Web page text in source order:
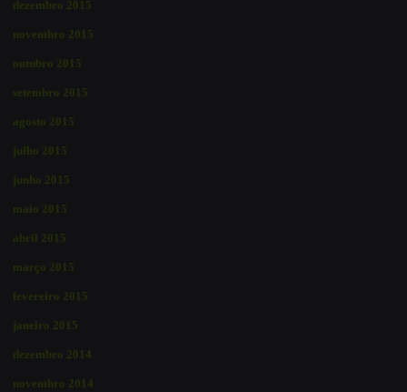
dezembro 2015
novembro 2015
outubro 2015
setembro 2015
agosto 2015
julho 2015
junho 2015
maio 2015
abril 2015
março 2015
fevereiro 2015
janeiro 2015
dezembro 2014
novembro 2014